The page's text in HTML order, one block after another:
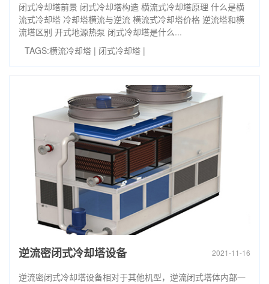
闭式冷却塔前景 闭式冷却塔构造 横流式冷却塔原理 什么是横
流式冷却塔 冷却塔横流与逆流 横流式冷却塔价格 逆流塔和横
流塔区别 开式地源热泵 闭式冷却塔是什么...
TAGS:横流冷却塔 | 闭式冷却塔 |
逆流密闭式冷却塔设备 2021-11-16
逆流密闭式冷却塔设备相对于其他机型，逆流闭式塔体内部一